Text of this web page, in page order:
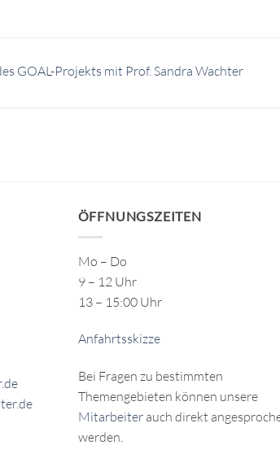
GOAL-Projekts mit Prof. Sandra Wachter
ÖFFNUNGSZEITEN
Mo – Do
9 – 12 Uhr
13 – 15:00 Uhr
Anfahrtsskizze
Bei Fragen zu bestimmten
Themengebieten können unsere
Mitarbeiterauch direkt
werden.